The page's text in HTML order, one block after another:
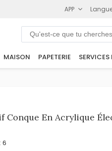
APP
MAISON PAPETERIE SERVICES
Conque En Acrylique
6